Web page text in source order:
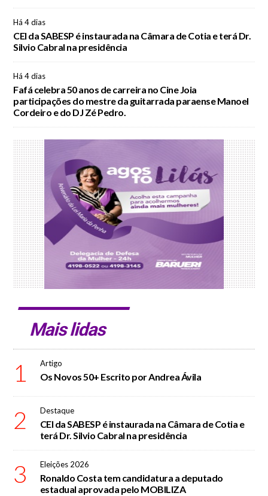
Há 4 dias
CEI da SABESP é instaurada na Câmara de Cotia e terá Dr.
Silvio Cabral na presidência
Há 4 dias
Fafá celebra 50 anos de carreira no Cine Joia
participações do mestre da guitarrada paraense Manoel
Cordeiro e do DJ Zé Pedro.
Mais lidas
1 Artigo
Os Novos 50+ Escrito por Andrea Ávila
2 Destaque
CEI da SABESP é instaurada na Câmara de Cotia e
terá Dr. Silvio Cabral na presidência
3 Eleições 2026
Ronaldo Costa tem candidatura a deputado
estadual aprovada pelo MOBILIZA